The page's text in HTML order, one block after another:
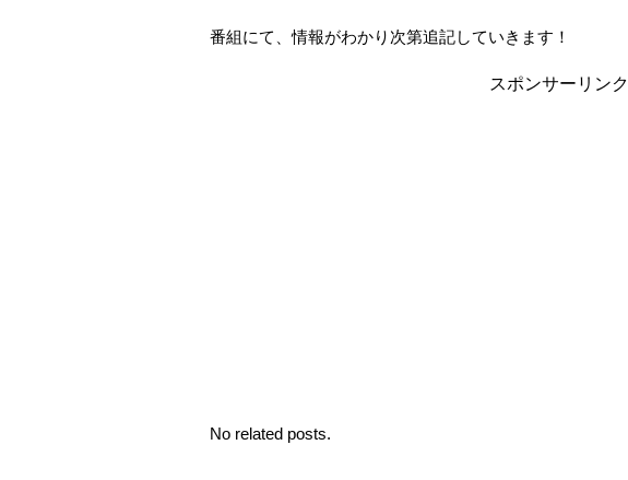
番組にて、情報がわかり次第追記していきます！
スポンサーリンク
No related posts.